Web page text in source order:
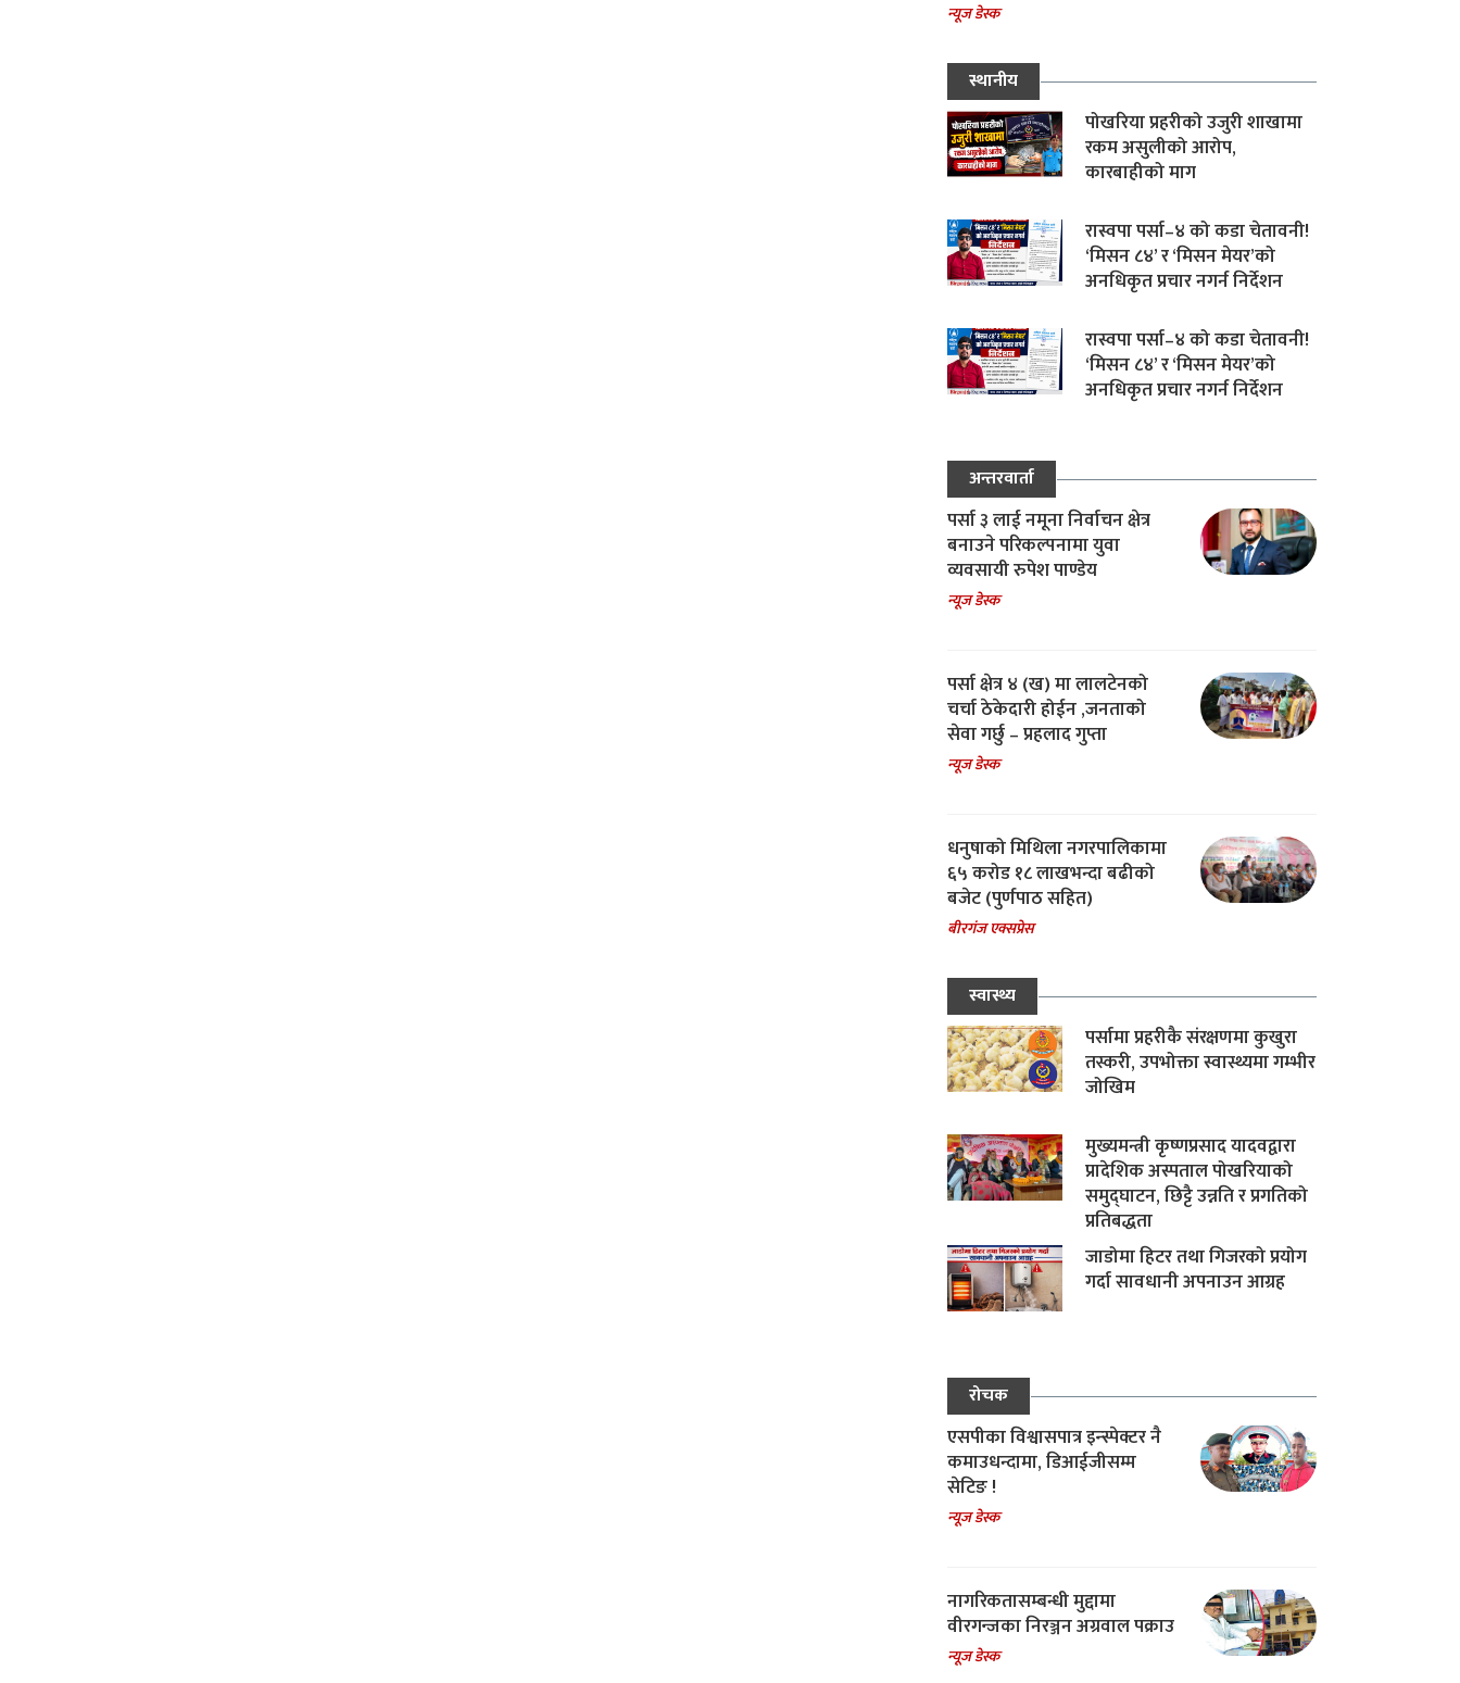
न्यूज डेस्क
स्थानीय
पोखरिया प्रहरीको उजुरी शाखामा
रकम असुलीको आरोप,
कारबाहीको माग
रास्वपा पर्सा–४ को कडा चेतावनी!
‘मिसन ८४’ र ‘मिसन मेयर’को
अनधिकृत प्रचार नगर्न निर्देशन
रास्वपा पर्सा–४ को कडा चेतावनी!
‘मिसन ८४’ र ‘मिसन मेयर’को
अनधिकृत प्रचार नगर्न निर्देशन
अन्तरवार्ता
पर्सा ३ लाई नमूना निर्वाचन क्षेत्र
बनाउने परिकल्पनामा युवा
व्यवसायी रुपेश पाण्डेय
न्यूज डेस्क
पर्सा क्षेत्र ४ (ख) मा लालटेनको
चर्चा ठेकेदारी होईन ,जनताको
सेवा गर्छु – प्रहलाद गुप्ता
न्यूज डेस्क
धनुषाको मिथिला नगरपालिकामा
६५ करोड १८ लाखभन्दा बढीको
बजेट (पुर्णपाठ सहित)
बीरगंज एक्सप्रेस
स्वास्थ्य
पर्सामा प्रहरीकै संरक्षणमा कुखुरा
तस्करी, उपभोक्ता स्वास्थ्यमा गम्भीर
जोखिम
मुख्यमन्त्री कृष्णप्रसाद यादवद्वारा
प्रादेशिक अस्पताल पोखरियाको
समुद्घाटन, छिट्टै उन्नति र प्रगतिको
प्रतिबद्धता
जाडोमा हिटर तथा गिजरको प्रयोग
गर्दा सावधानी अपनाउन आग्रह
रोचक
एसपीका विश्वासपात्र इन्स्पेक्टर नै
कमाउधन्दामा, डिआईजीसम्म
सेटिङ !
न्यूज डेस्क
नागरिकतासम्बन्धी मुद्दामा
वीरगन्जका निरञ्जन अग्रवाल पक्राउ
न्यूज डेस्क